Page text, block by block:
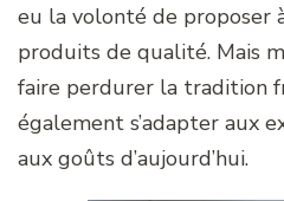
eu la volonté de proposer
produits de qualité. Mais
faire perdurer la tradition
également s’adapter aux
aux goûts d’aujourd’hui.